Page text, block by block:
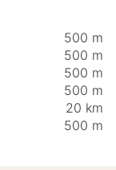
500 m
500 m
500 m
500 m
20 km
500 m